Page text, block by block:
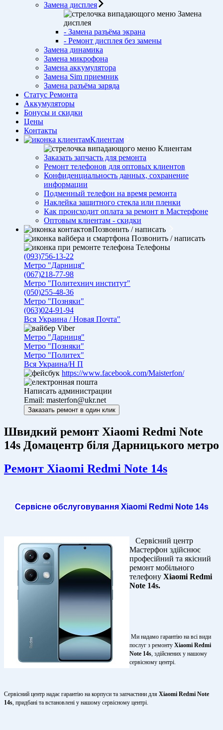
Замена дисплея
Замена
дисплея
- Замена разъёма экрана
- Ремонт дисплея без замены
Замена динамика
Замена микрофона
Замена аккумулятора
Замена Sim приемник
Замена разъёма заряда
Статус Ремонта
Аккумуляторы
Бонусы и скидки
Цены
Контакты
Клиентам
Клиентам
Заказать запчасть для ремонта
Ремонт телефонов для оптовых клиентов
Конфиденциальность данных, сохранение
информации
Подменный телефон на время ремонта
Наклейка защитного стекла или пленки
Как происходит оплата за ремонт в Мастерфоне
Оптовым клиентам - скидки
Позвонить / написать
Позвонить / написать
Телефоны
(093)756-13-22
Метро "Дарниця"
(067)218-77-98
Метро "Политехнич институт"
(050)255-48-36
Метро "Позняки"
(063)024-91-94
Вся Украина / Новая Почта"
Viber
Метро "Дарниця"
Метро "Позняки"
Метро "Политех"
Вся Украина/Н П
https://www.facebook.com/Maisterfon/
Написать администрации
Email: masterfon@ukr.net
Швидкий ремонт Xiaomi Redmi Note
14s Домацентр біля Дарницького метро
Ремонт Xiaomi Redmi Note 14s
Сервісне обслуговуванняXiaomi Redmi Note 14s
Сервісний центр
Мастерфон здійснює
професійний та якісний
ремонт мобільного
телефону Xiaomi Redmi
Note 14s.
Ми надамо гарантію на всі види
послуг з ремонту Xiaomi Redmi
Note 14s, здійснених у нашому
сервісному центрі.
Сервісний центр надає гарантію на корпуси та запчастини для Xiaomi Redmi Note
14s, придбані та встановлені у нашому сервісному центрі.